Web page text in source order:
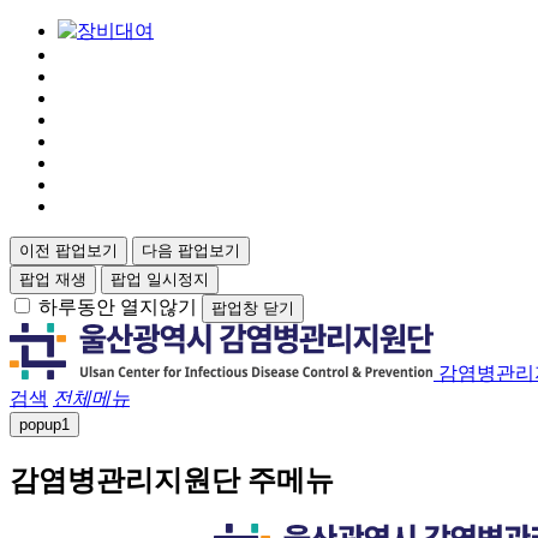
이전 팝업보기
다음 팝업보기
팝업 재생
팝업 일시정지
하루동안 열지않기 팝업창 닫기
감염병관
검색 전체메뉴
popup1
감염병관리지원단 주메뉴